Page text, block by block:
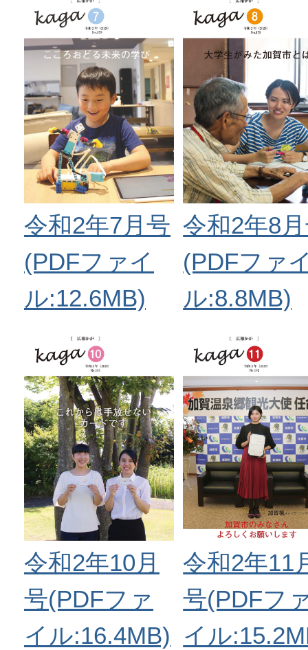
令和2年7月号
(PDFファイ
ル:12.6MB)
令和2年8
(PDFファ
ル:8.8MB)
令和2年10月
号(PDFファ
イル:16.4MB)
令和2年11
号(PDFフ
イル